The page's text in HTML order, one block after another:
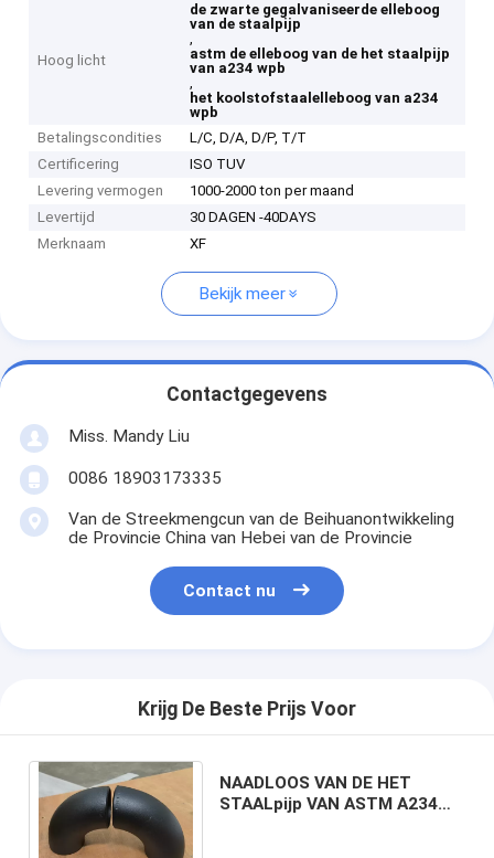
Hoog licht
de zwarte gegalvaniseerde elleboog
van de staalpijp
,
astm de elleboog van de het staalpijp
van a234 wpb
,
het koolstofstaalelleboog van a234
wpb
Betalingscondities
L/C, D/A, D/P, T/T
Certificering
ISO TUV
Levering vermogen
1000-2000 ton per maand
Levertijd
30 DAGEN -40DAYS
Merknaam
XF
Bekijk meer
Contactgegevens
Miss. Mandy Liu
0086 18903173335
Van de Streekmengcun van de Beihuanontwikkeling
de Provincie China van Hebei van de Provincie
Contact nu
Krijg De Beste Prijs Voor
NAADLOOS VAN DE HET
STAALpijp VAN ASTM A234